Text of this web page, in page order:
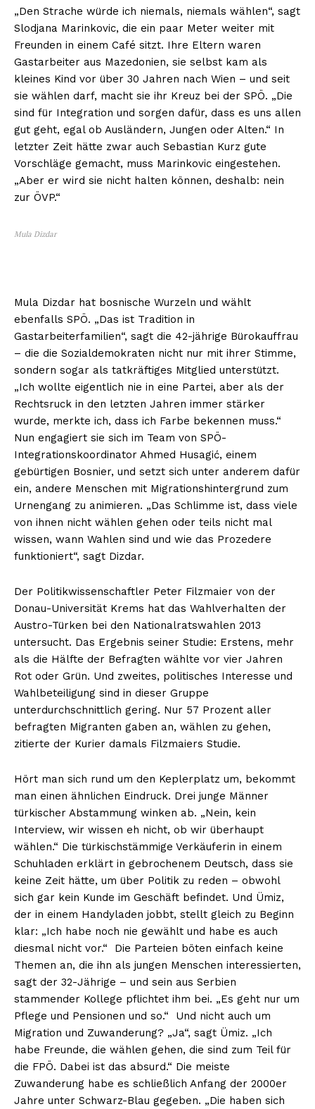
„Den Strache würde ich niemals, niemals wählen“, sagt
Slodjana Marinkovic, die ein paar Meter weiter mit
Freunden in einem Café sitzt. Ihre Eltern waren
Gastarbeiter aus Mazedonien, sie selbst kam als
kleines Kind vor über 30 Jahren nach Wien – und seit
sie wählen darf, macht sie ihr Kreuz bei der SPÖ. „Die
sind für Integration und sorgen dafür, dass es uns allen
gut geht, egal ob Ausländern, Jungen oder Alten.“ In
letzter Zeit hätte zwar auch Sebastian Kurz gute
Vorschläge gemacht, muss Marinkovic eingestehen.
„Aber er wird sie nicht halten können, deshalb: nein
zur ÖVP.“
Mula Dizdar
Mula Dizdar hat bosnische Wurzeln und wählt
ebenfalls SPÖ. „Das ist Tradition in
Gastarbeiterfamilien“, sagt die 42-jährige Bürokauffrau
– die die Sozialdemokraten nicht nur mit ihrer Stimme,
sondern sogar als tatkräftiges Mitglied unterstützt.
„Ich wollte eigentlich nie in eine Partei, aber als der
Rechtsruck in den letzten Jahren immer stärker
wurde, merkte ich, dass ich Farbe bekennen muss.“
Nun engagiert sie sich im Team von SPÖ-
Integrationskoordinator Ahmed Husagić, einem
gebürtigen Bosnier, und setzt sich unter anderem dafür
ein, andere Menschen mit Migrationshintergrund zum
Urnengang zu animieren. „Das Schlimme ist, dass viele
von ihnen nicht wählen gehen oder teils nicht mal
wissen, wann Wahlen sind und wie das Prozedere
funktioniert“, sagt Dizdar.
Der Politikwissenschaftler Peter Filzmaier von der
Donau-Universität Krems hat das Wahlverhalten der
Austro-Türken bei den Nationalratswahlen 2013
untersucht. Das Ergebnis seiner Studie: Erstens, mehr
als die Hälfte der Befragten wählte vor vier Jahren
Rot oder Grün. Und zweites, politisches Interesse und
Wahlbeteiligung sind in dieser Gruppe
unterdurchschnittlich gering. Nur 57 Prozent aller
befragten Migranten gaben an, wählen zu gehen,
zitierte der Kurier damals Filzmaiers Studie.
Hört man sich rund um den Keplerplatz um, bekommt
man einen ähnlichen Eindruck. Drei junge Männer
türkischer Abstammung winken ab. „Nein, kein
Interview, wir wissen eh nicht, ob wir überhaupt
wählen.“ Die türkischstämmige Verkäuferin in einem
Schuhladen erklärt in gebrochenem Deutsch, dass sie
keine Zeit hätte, um über Politik zu reden – obwohl
sich gar kein Kunde im Geschäft befindet. Und Ümiz,
der in einem Handyladen jobbt, stellt gleich zu Beginn
klar: „Ich habe noch nie gewählt und habe es auch
diesmal nicht vor.“ Die Parteien böten einfach keine
Themen an, die ihn als jungen Menschen interessierten,
sagt der 32-Jährige – und sein aus Serbien
stammender Kollege pflichtet ihm bei. „Es geht nur um
Pflege und Pensionen und so.“ Und nicht auch um
Migration und Zuwanderung? „Ja“, sagt Ümiz. „Ich
habe Freunde, die wählen gehen, die sind zum Teil für
die FPÖ. Dabei ist das absurd.“ Die meiste
Zuwanderung habe es schließlich Anfang der 2000er
Jahre unter Schwarz-Blau gegeben. „Die haben sich